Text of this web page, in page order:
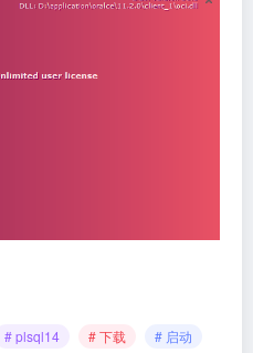
# plsql14 # 下载
# 启动